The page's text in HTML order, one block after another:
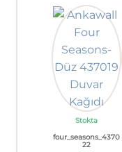
Stokta
four_seasons_4370
22